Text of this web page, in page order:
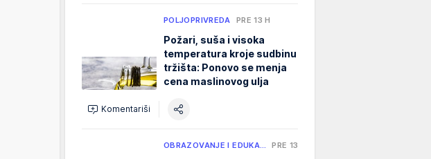
POLJOPRIVREDA PRE 13 H
Požari, suša i visoka
temperatura kroje sudbinu
tržišta: Ponovo se menja
cena maslinovog ulja
Komentariši
OBRAZOVANJE I EDUKA… PRE 13 H